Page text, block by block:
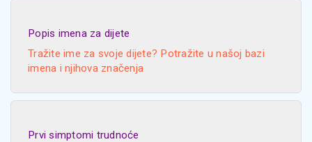
Popis imena za dijete
Tražite ime za svoje dijete? Potražite u našoj bazi
imena i njihova značenja
Prvi simptomi trudnoće